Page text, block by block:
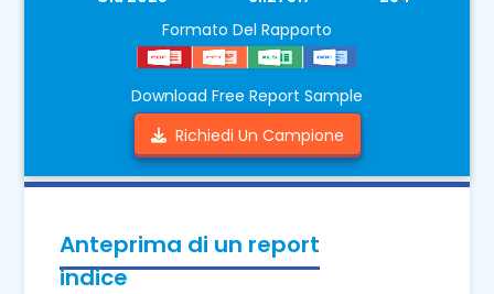
Formato Del Rapporto
Download Free Report Sample
Richiedi Un Campione
Anteprima di un report
indice